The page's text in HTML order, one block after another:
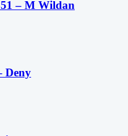
– M Wildan
Deny